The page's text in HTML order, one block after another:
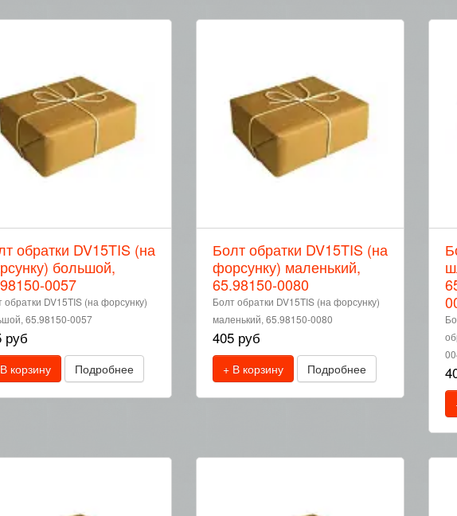
обратки DV15TIS (на
большой,
0057
обратки DV15TIS (на форсунку)
65.98150-0057
руб
корзину Подробнее
Болт обратки DV15TIS (на
форсунку) маленький,
65.98150-0080
Болт обратки DV15TIS (на форсунку)
маленький, 65.98150-0080
405 руб
+ В корзину Подробнее